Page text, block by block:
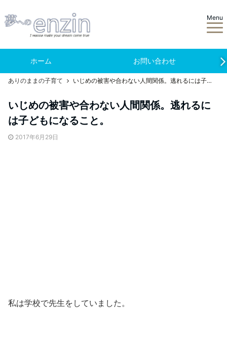
Menu
ホーム お問い合わせ
ありのままの子育て いじめの被害や合わない人間関係。逃れるには子どもになること。
いじめの被害や合わない人間関係。逃れるに
は子どもになること。
2017年6月29日
私は学校で先生をしていました。